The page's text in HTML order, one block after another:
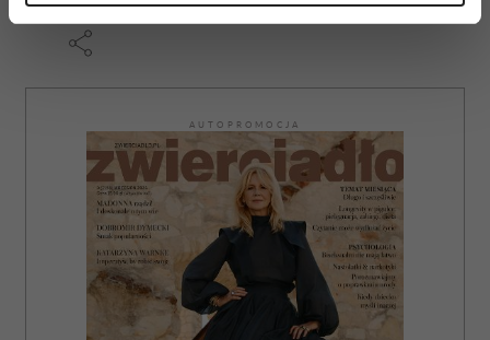
dane są przetwarzane oraz ustaw własne preferencje w
zmienić lub wycofać swoją zgodę w dowolnej chwili.
Wykorzystujemy pliki cookie do spersonalizowania treści
i reklam, aby oferować funkcje społecznościowe i
analizować ruch w naszej witrynie. Informacje o tym, jak
korzystasz z naszej witryny, udostępniamy partnerom
społecznościowym, reklamowym i analitycznym.
Partnerzy mogą połączyć te informacje z innymi danymi
otrzymanymi od Ciebie lub uzyskanymi podczas
korzystania z ich usług.
AUTOPROMOCJA